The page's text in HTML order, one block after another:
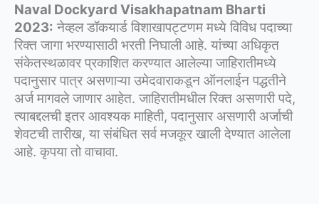
Naval Dockyard Visakhapatnam Bharti
2023: नेव्हल डॉकयार्ड विशाखापट्टणम मध्ये विविध पदाच्या
रिक्त जागा भरण्यासाठी भरती निघाली आहे. यांच्या अधिकृत
संकेतस्थळावर प्रकाशित करण्यात आलेल्या जाहिरातीमध्ये
पदानुसार पात्र असणाऱ्या उमेदवाराकडून ऑनलाईन पद्धतीने
अर्ज मागवले जाणार आहेत. जाहिरातीमधील रिक्त असणारी पदे,
त्याबद्दलची इतर आवश्यक माहिती, पदानुसार असणारी अर्जाची
शेवटची तारीख, या संबंधित सर्व मजकूर खाली देण्यात आलेला
आहे. कृपया तो वाचावा.